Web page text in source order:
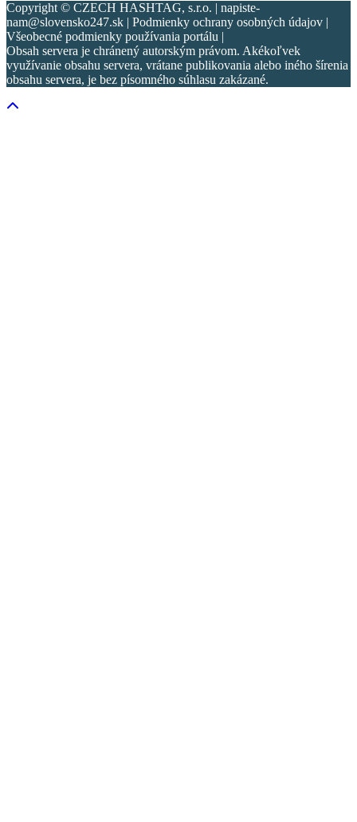
Copyright © CZECH HASHTAG, s.r.o. | napiste-
nam@slovensko247.sk | Podmienky ochrany osobných údajov |
Všeobecné podmienky používania portálu |
Obsah servera je chránený autorským právom. Akékoľvek
využívanie obsahu servera, vrátane publikovania alebo iného šírenia
obsahu servera, je bez písomného súhlasu zakázané.